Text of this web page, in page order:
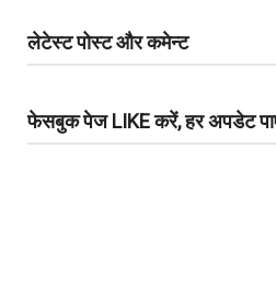
लेटेस्ट पोस्ट और कमेन्ट
फेसबुक पेज LIKE करें, हर अपडेट